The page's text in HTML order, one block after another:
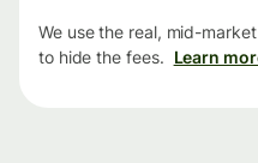
We use the real, mid-
to hide the fees. Learn